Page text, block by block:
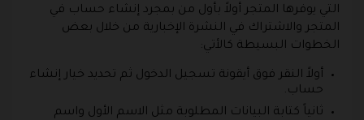
التي يوفرها المتجر أولاً بأول من بمجرد إنشاء حساب في
المتجر والاشتراك في النشرة الإخبارية من خلال بعض
الخطوات البسيطة كالأتي:
أولاً النقر فوق أيقونة تسجيل الدخول ثم تحديد خيار إنشاء
حساب.
ثانياً كتابة البيانات المطلوبة مثل الاسم الأول واسم